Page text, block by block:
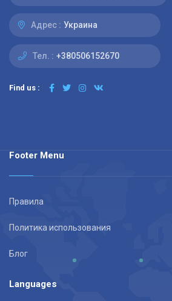
Адрес : Украина
Тел. : +380506152670
Find us :
Footer Menu
Правила
Политика использования
Блог
Languages